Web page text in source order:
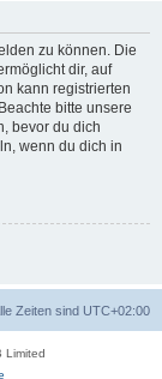
zu können. Die
dir, auf
kann registrierten
bitte unsere
bevor du dich
wenn du dich in
Zeiten sind UTC+02:00
Limited